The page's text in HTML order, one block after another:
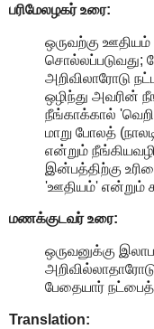
பரிமேலழகர் உரை:
ஒருவற்கு ஊதியம்
சொல்லப்படுவது;
அறிவிலாரோடு
ஒழிந்து அவரின்
நீங்காக்கால்
மாறு போலத்
என்றும்
இன்பத்திற்கு
'ஊதியம்' என்றும்
மணக்குடவர் உரை:
ஒருவனுக்கு
பேதையார்
Translation: